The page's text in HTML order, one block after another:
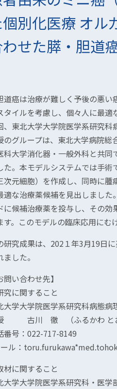
個別化医療 オル
せた膵・胆道
道癌は治療が難しく予後の悪い
タイルを考慮し、個々人に最適
、東北大学大学院医学系研究
のグループは、東北大学病院
科大学消化器・一般外科と共
た。本モデルシステムでは手
次元細胞）を作成し、同時に
適な治療薬候補を見出しまし
に候補治療薬を投与し、その
す。このモデルの臨床応用にむ
研究成果は、202１年3月19日
ました。
問い合わせ先】
に関すること
大学大学院医学系研究科病態病
古川 徹 （ふるかわ とお
番号：022-717-8149
ル：
に関すること
大学大学院医学系研究科・医学